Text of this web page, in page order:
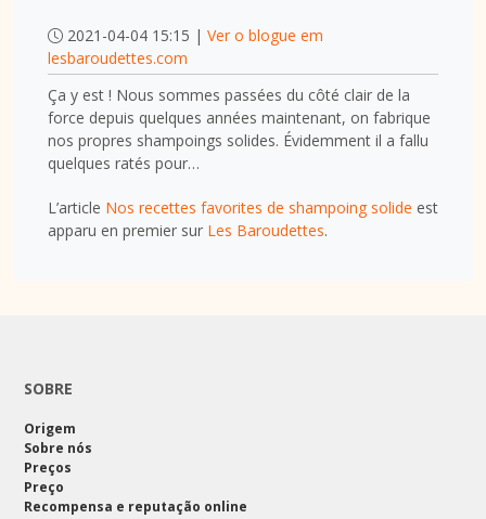
2021-04-04 15:15 | Ver o blogue em
lesbaroudettes.com
Ça y est ! Nous sommes passées du côté clair de la
force depuis quelques années maintenant, on fabrique
nos propres shampoings solides. Évidemment il a fallu
quelques ratés pour…
L’article Nos recettes favorites de shampoing solide est
apparu en premier sur Les Baroudettes.
SOBRE
Origem
Sobre nós
Preços
Preço
Recompensa e reputação online